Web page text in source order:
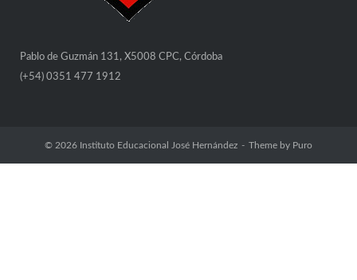
Pablo de Guzmán 131, X5008 CPC, Córdoba
(+54) 0351 477 1912
© 2026 Instituto Educacional José Hernández Theme by Puro